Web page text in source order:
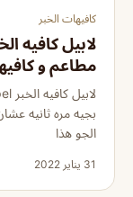
كافيهات الخبر
لابيل كافيه
مطاعم و
بجيه مره ثانيه
الجو هذا
31 يناير 2022